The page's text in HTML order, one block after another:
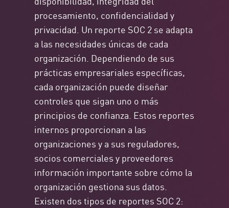
procesamiento, confidencialidad y
privacidad. Un reporte SOC 2 se adapta
a las necesidades únicas de cada
organización. Dependiendo de sus
prácticas empresariales específicas,
cada organización puede diseñar
controles que sigan uno o más
principios de confianza. Estos reportes
internos proporcionan a las
organizaciones y a sus reguladores,
socios comerciales y proveedores
información importante sobre cómo la
organización gestiona sus datos.
Existen dos tipos de reportes SOC 2: